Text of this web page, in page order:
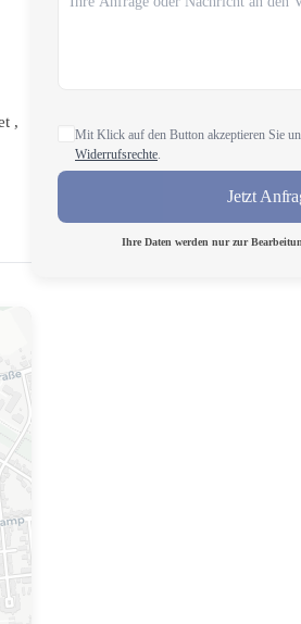
,
Mit Klick auf den Button akzeptieren Sie
Widerrufsrechte.
Jetzt
Ihre Daten werden nur zur